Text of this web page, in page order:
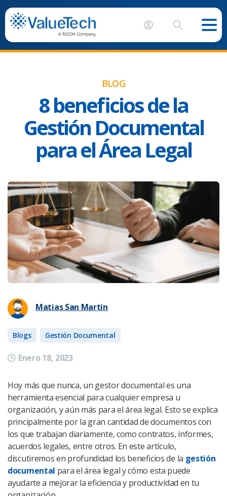
BLOG
8 beneficios de la
Gestión Documental
para el Área Legal
Matias San Martin
Blogs Gestión Documental
Enero 18, 2023
Hoy más que nunca, un gestor documental es una
herramienta esencial para cualquier empresa u
organización, y aún más para el área legal. Esto se explica
principalmente por la gran cantidad de documentos con
los que trabajan diariamente, como contratos, informes,
acuerdos legales, entre otros. En este artículo,
discutiremos en profundidad los beneficios de la gestión
documental para el área legal y cómo esta puede
ayudarte a mejorar la eficiencia y productividad en tu